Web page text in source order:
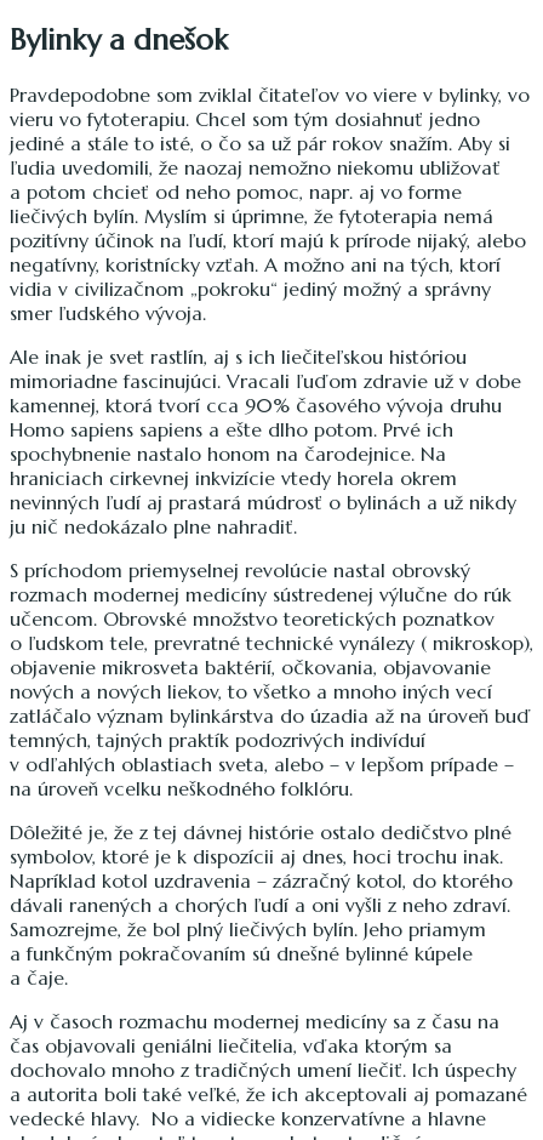
Bylinky a dnešok
Pravdepodobne som zviklal čitateľov vo viere v bylinky, vo
vieru vo fytoterapiu. Chcel som tým dosiahnuť jedno
jediné a stále to isté, o čo sa už pár rokov snažím. Aby si
ľudia uvedomili, že naozaj nemožno niekomu ubližovať
a potom chcieť od neho pomoc, napr. aj vo forme
liečivých bylín. Myslím si úprimne, že fytoterapia nemá
pozitívny účinok na ľudí, ktorí majú k prírode nijaký, alebo
negatívny, koristnícky vzťah. A možno ani na tých, ktorí
vidia v civilizačnom „pokroku“ jediný možný a správny
smer ľudského vývoja.
Ale inak je svet rastlín, aj s ich liečiteľskou históriou
mimoriadne fascinujúci. Vracali ľuďom zdravie už v dobe
kamennej, ktorá tvorí cca 90% časového vývoja druhu
Homo sapiens sapiens a ešte dlho potom. Prvé ich
spochybnenie nastalo honom na čarodejnice. Na
hraniciach cirkevnej inkvizície vtedy horela okrem
nevinných ľudí aj prastará múdrosť o bylinách a už nikdy
ju nič nedokázalo plne nahradiť.
S príchodom priemyselnej revolúcie nastal obrovský
rozmach modernej medicíny sústredenej výlučne do rúk
učencom. Obrovské množstvo teoretických poznatkov
o ľudskom tele, prevratné technické vynálezy ( mikroskop),
objavenie mikrosveta baktérií, očkovania, objavovanie
nových a nových liekov, to všetko a mnoho iných vecí
zatláčalo význam bylinkárstva do úzadia až na úroveň buď
temných, tajných praktík podozrivých indivíduí
v odľahlých oblastiach sveta, alebo – v lepšom prípade –
na úroveň vcelku neškodného folklóru.
Dôležité je, že z tej dávnej histórie ostalo dedičstvo plné
symbolov, ktoré je k dispozícii aj dnes, hoci trochu inak.
Napríklad kotol uzdravenia – zázračný kotol, do ktorého
dávali ranených a chorých ľudí a oni vyšli z neho zdraví.
Samozrejme, že bol plný liečivých bylín. Jeho priamym
a funkčným pokračovaním sú dnešné bylinné kúpele
a čaje.
Aj v časoch rozmachu modernej medicíny sa z času na
čas objavovali geniálni liečitelia, vďaka ktorým sa
dochovalo mnoho z tradičných umení liečiť. Ich úspechy
a autorita boli také veľké, že ich akceptovali aj pomazané
vedecké hlavy. No a vidiecke konzervatívne a hlavne